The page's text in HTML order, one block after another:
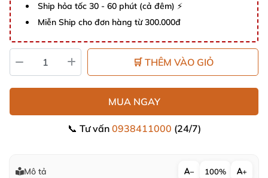
Ship hỏa tốc 30 - 60 phút (cả đêm) ⚡
Miễn Ship cho đơn hàng từ 300.000đ
🛒 THÊM VÀO GIỎ
MUA NGAY
📞 Tư vấn 0938411000 (24/7)
Mô tả − 100% +